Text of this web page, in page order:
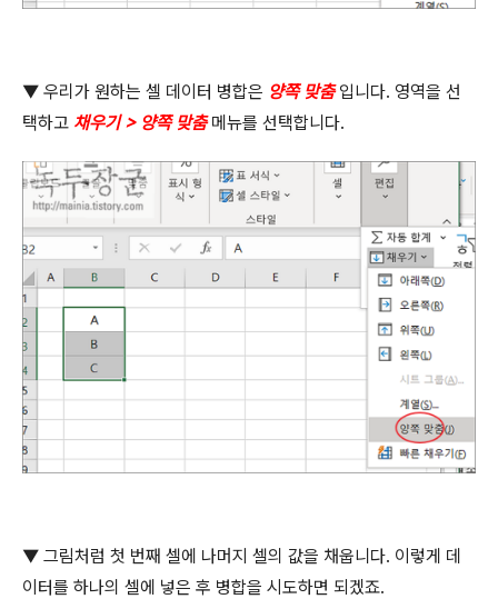
▼ 우리가 원하는 셀 데이터 병합은 양쪽 맞춤 입니다. 영역을 선
택하고 채우기> 양쪽 맞춤 메뉴를 선택합니다.
▼ 그림처럼 첫 번째 셀에 나머지 셀의 값을 채웁니다. 이렇게 데
이터를 하나의 셀에 넣은 후 병합을 시도하면 되겠죠.